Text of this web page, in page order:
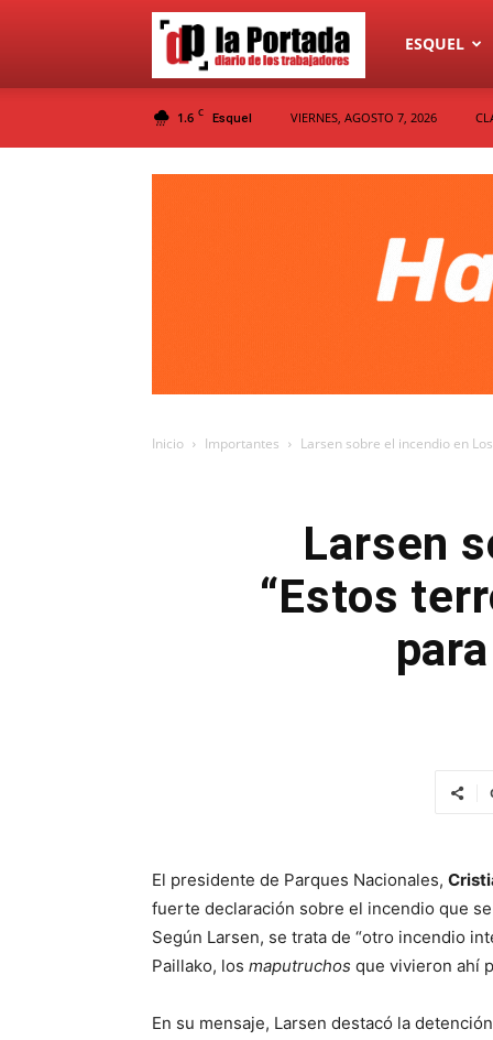
Diario
La
ESQUEL
1.6 C Esquel VIERNES, AGOSTO 7, 2026
Inicio Importantes Larsen sobre el incendio en
Larsen
“Estos
El presidente de Parques Nacionales,
fuerte declaración sobre el incendio que
Según Larsen, se trata de “otro incendio
Paillako, los maputruchos que vivieron ahí
En su mensaje, Larsen destacó la